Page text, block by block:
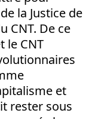
la Justice de
CNT. De ce
le CNT
et
rester sous